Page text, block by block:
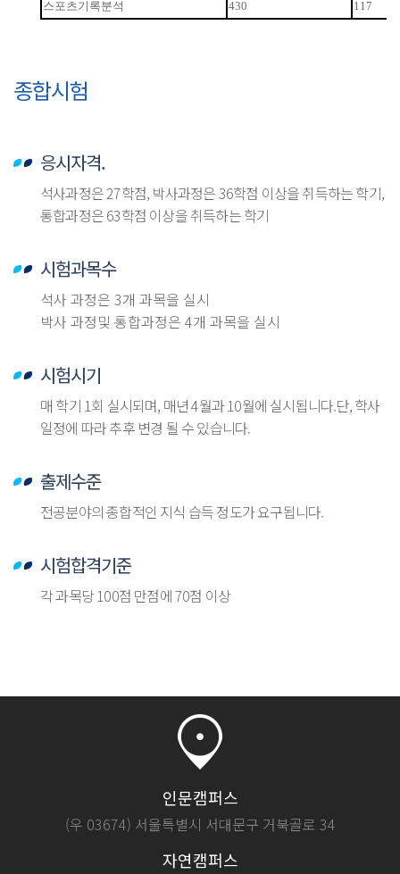
스포츠기록분석
430 117
종합시험
응시자격.
석사과정은 27학점, 박사과정은 36학점 이상을 취득하는 학기,
통합과정은 63학점 이상을 취득하는 학기
시험과목수
석사 과정은 3개 과목을 실시
박사 과정및 통합과정은 4개 과목을 실시
시험시기
매 학기 1회 실시되며, 매년 4월과 10월에 실시됩니다.단, 학사
일정에 따라 추후 변경 될 수 있습니다.
출제수준
전공분야의 종합적인 지식 습득 정도가 요구됩니다.
시험합격기준
각 과목당 100점 만점에 70점 이상
인문캠퍼스
(우 03674) 서울특별시 서대문구 거북골로 34
자연캠퍼스